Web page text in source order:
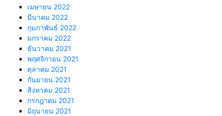
เมษายน 2022
มีนาคม 2022
กุมภาพันธ์ 2022
มกราคม 2022
ธันวาคม 2021
พฤศจิกายน 2021
ตุลาคม 2021
กันยายน 2021
สิงหาคม 2021
กรกฎาคม 2021
มิถุนายน 2021